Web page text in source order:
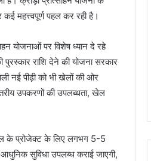
महत्त्वपूर्ण पहल कर रही है।
योजनाओं पर विशेष ध्यान दे रहे
राशि देने की योजना सरकार
नई पीढ़ी को भी खेलों की ओर
उपकरणों की उपलब्धता, खेल
के प्रोजेक्ट के लिए लगभग 5-5
सुविधा उपलब्ध कराई जाएगी,